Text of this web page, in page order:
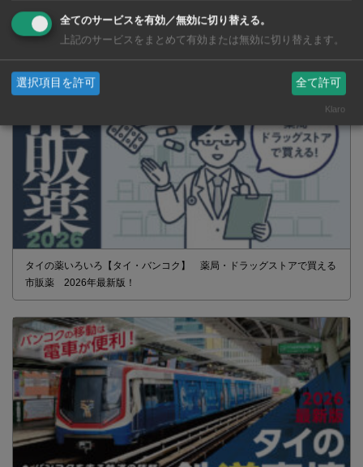
タイの薬いろいろ【タイ・バンコク】 薬局・ドラッグストアで買える
市販薬 2026年最新版！
全てのサービスを有効／無効に切り替える。
上記のサービスをまとめて有効または無効に切り替えます。
選択項目を許可 全て許可
Klaro